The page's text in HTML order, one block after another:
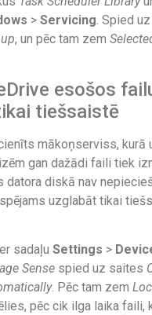
> Servicing . Spied uz
, un pēc tam zem
esošos
tiešsaistē
mākoņserviss, kurā
gan dažādi faili tiek
datora diskā nav
uzglabāt tikai
sadaļu Settings >
Sense spied uz saites
. Pēc tam zem
pēc cik ilga laika faili,